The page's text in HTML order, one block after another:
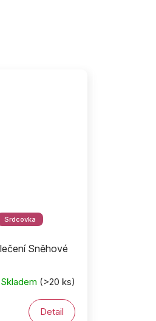
Srdcovka
Sněhové
Skladem (>20 ks)
Detail